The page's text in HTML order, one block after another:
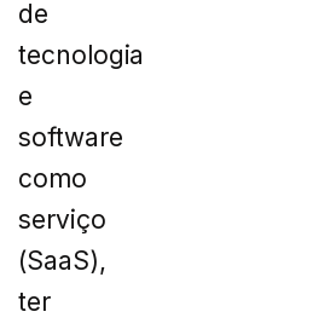
de
tecnologia
e
software
como
serviço
(SaaS),
ter